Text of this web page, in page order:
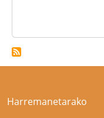
Harremanetarako